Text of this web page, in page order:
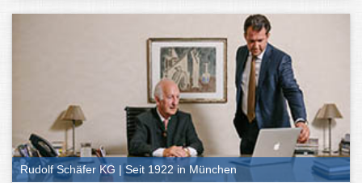
Rudolf Schäfer KG | Seit 1922 in München